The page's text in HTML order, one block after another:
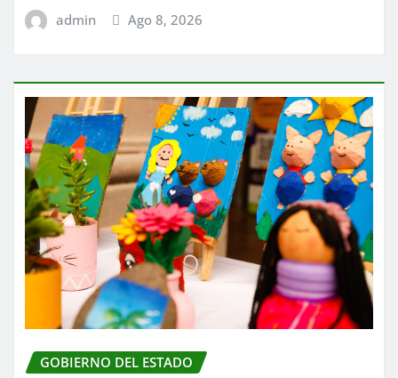
admin Ago 8, 2026
GOBIERNO DEL ESTADO